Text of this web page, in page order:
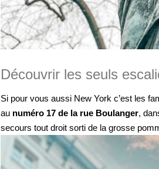
Découvrir les seuls
Si pour vous aussi New York c’est les
au numéro 17 de la rue Boulanger,
secours tout droit sorti de la grosse